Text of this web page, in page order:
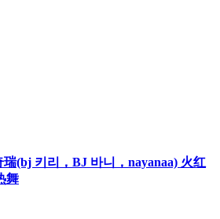
(bj 키리，BJ 바니，nayanaa) 火红
舞